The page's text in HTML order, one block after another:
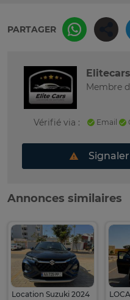
PARTAGER
Elitecars
Membre
Vérifié via : Email
Annonces similaires
Location Suzuki 2024